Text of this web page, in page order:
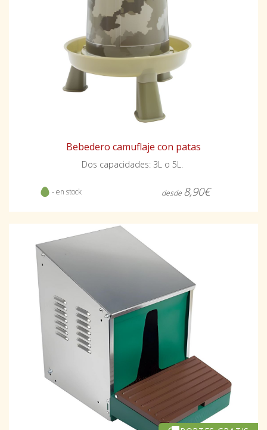
Bebedero camuflaje con patas
Dos capacidades: 3L o 5L.
- en stock desde 8,90€